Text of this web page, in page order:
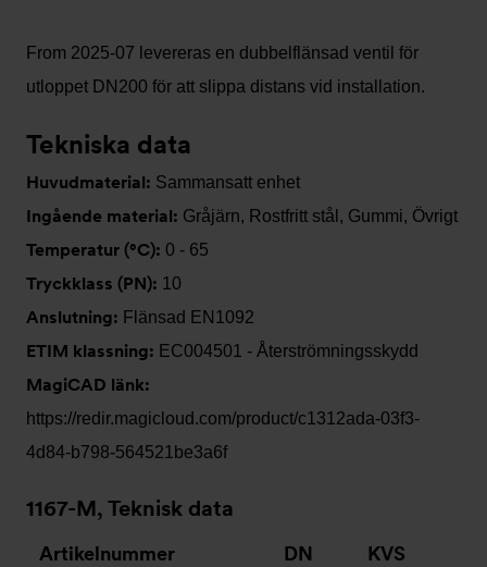
From 2025-07 levereras en dubbelflänsad ventil för
utloppet DN200 för att slippa distans vid installation.
Tekniska data
Huvudmaterial: Sammansatt enhet
Ingående material: Gråjärn, Rostfritt stål, Gummi, Övrigt
Temperatur (°C): 0 - 65
Tryckklass (PN): 10
Anslutning: Flänsad EN1092
ETIM klassning: EC004501 - Återströmningsskydd
MagiCAD länk:
https://redir.magicloud.com/product/c1312ada-03f3-
4d84-b798-564521be3a6f
1167-M, Teknisk data
Artikelnummer DN KVS